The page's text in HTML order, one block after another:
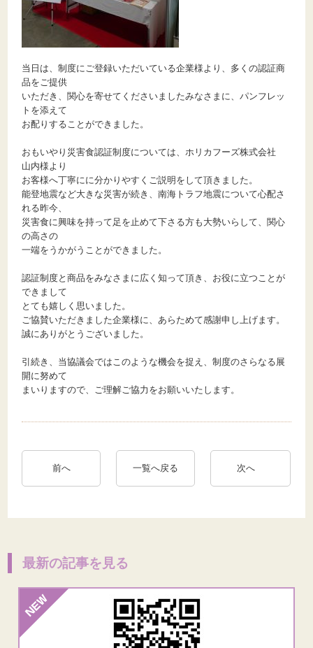
当日は、制度にご登録いただいている企業様より、多くの認証商
品をご提供
いただき、関心を寄せてくださいましたみなさまに、パンフレッ
トを添えて
お配りすることができました。
おもいやり災害食認証制度については、ホリカフーズ株式会社
山内様より
お客様へ丁寧にに分かりやすくご説明をして頂きました。
能登地震など大きな災害が続き、南海トラフ地震について心配さ
れる昨今、
災害食に興味を持って足を止めて下さる方も大勢いらして、関心
の高さの
一端をうかがうことができました。
認証制度と商品をみなさまに広く知って頂き、お役に立つことが
できまして
とても嬉しく思いました。
ご協賛いただきました企業様に、あらためて感謝申し上げます。
誠にありがとうございました。
引続き、当協議会ではこのような機会を捉え、制度のさらなる展
開に努めて
まいりますので、ご理解ご協力をお願いいたします。
前へ 一覧へ戻る 次へ
最新の記事を見る